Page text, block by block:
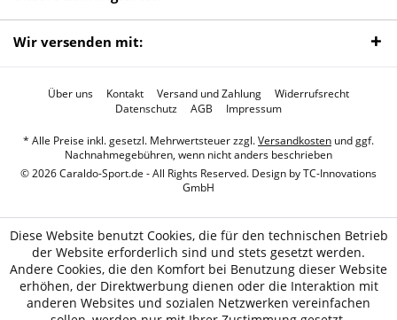
Wir versenden mit:
Über uns Kontakt Versand und Zahlung
Widerrufsrecht
Datenschutz
AGB Impressum
* Alle Preise inkl. gesetzl. Mehrwertsteuer zzgl.Versandkosten und ggf.
Nachnahmegebühren, wenn nicht anders beschrieben
© 2026 Caraldo-Sport.de - All Rights Reserved. Design byTC-Innovations
GmbH
Diese Website benutzt Cookies, die für den technischen Betrieb
der Website erforderlich sind und stets gesetzt werden.
Andere Cookies, die den Komfort bei Benutzung dieser Website
erhöhen, der Direktwerbung dienen oder die Interaktion mit
anderen Websites und sozialen Netzwerken vereinfachen